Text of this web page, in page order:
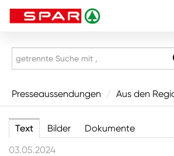
Presseaussendungen
Aus den Regionen
Presseaussendungen / Aus den
Text Bilder
Dokumente
03.05.2024